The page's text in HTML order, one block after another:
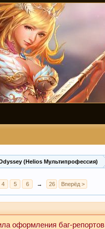
(Helios Мультипрофессия)
4 5 6 → 26 Вперёд >
оформления баг-репортов